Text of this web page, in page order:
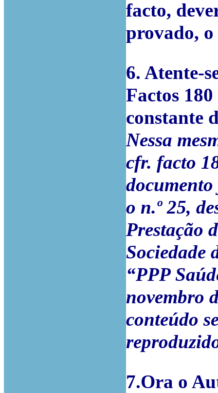
facto,
provado, o
6. Atente-
Factos 180
constante
Nessa
cfr. facto
o n.º 25,
Prestação
Sociedade
“PPP
novembro
conteúdo
7.Ora o